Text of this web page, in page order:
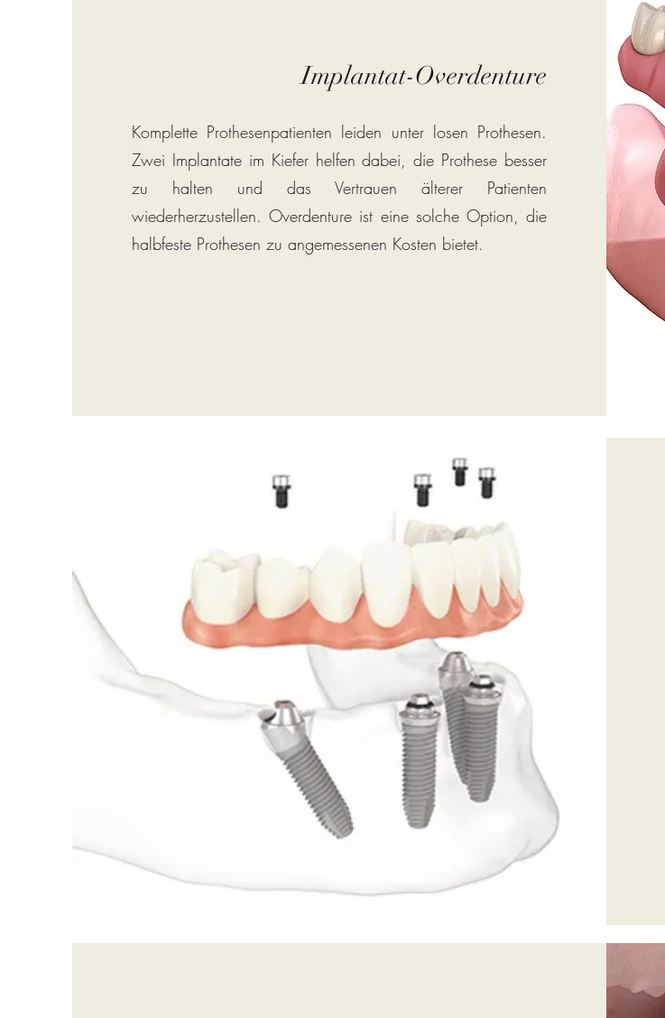
Implantat-Overdenture
Komplette Prothesenpatienten leiden unter losen Prothesen.
Zwei Implantate im Kiefer helfen dabei, die Prothese besser
zu halten und das Vertrauen älterer Patienten
wiederherzustellen. Overdenture ist eine solche Option, die
halbfeste Prothesen zu angemessenen Kosten bietet.